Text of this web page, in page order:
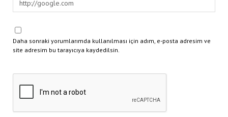
Daha sonraki yorumlarımda kullanılması için adım, e-posta adresim ve
site adresim bu tarayıcıya kaydedilsin.